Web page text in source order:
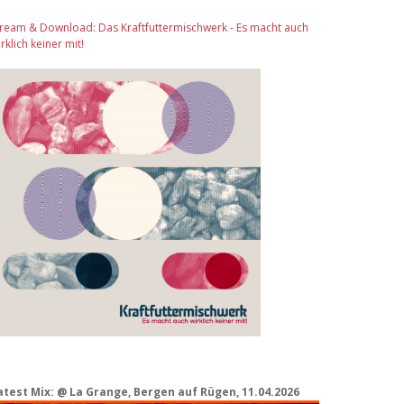
& Download: Das Kraftfuttermischwerk - Es macht auch
keiner mit!
Mix: @ La Grange, Bergen auf Rügen, 11.04.2026